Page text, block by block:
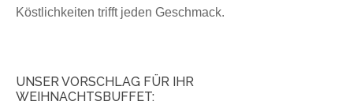
Köstlichkeiten trifft jeden Geschmack.
UNSER VORSCHLAG FÜR IHR
WEIHNACHTSBUFFET: